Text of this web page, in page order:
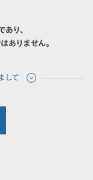
り、
ありません。